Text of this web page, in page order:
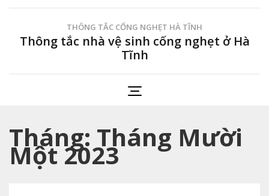
THÔNG TẮC CỐNG NGHẸT HÀ TĨNH
Thông tắc nhà vệ sinh cống nghẹt ở Hà
Tĩnh
Tháng: Tháng Mười
Một 2023